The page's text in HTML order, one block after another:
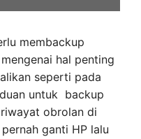
membackup
hal penting
seperti pada
untuk backup
obrolan di
ganti HP lalu